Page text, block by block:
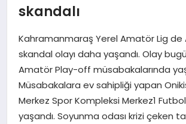
BİZE ULAŞIN
GÖKSUN
skandalı
Kahramanmaraş Yerel Amatör Lig de
skandal olayı daha yaşandı. Olay
Amatör Play-off müsabakalarında
Müsabakalara ev sahipliği yapan
Merkez Spor Kompleksi Merkez1
yaşandı. Soyunma odası krizi çeken